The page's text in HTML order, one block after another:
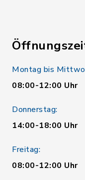
Montag bis
08:00-12:00 Uhr
Donnerstag:
14:00-18:00 Uhr
Freitag:
08:00-12:00 Uhr